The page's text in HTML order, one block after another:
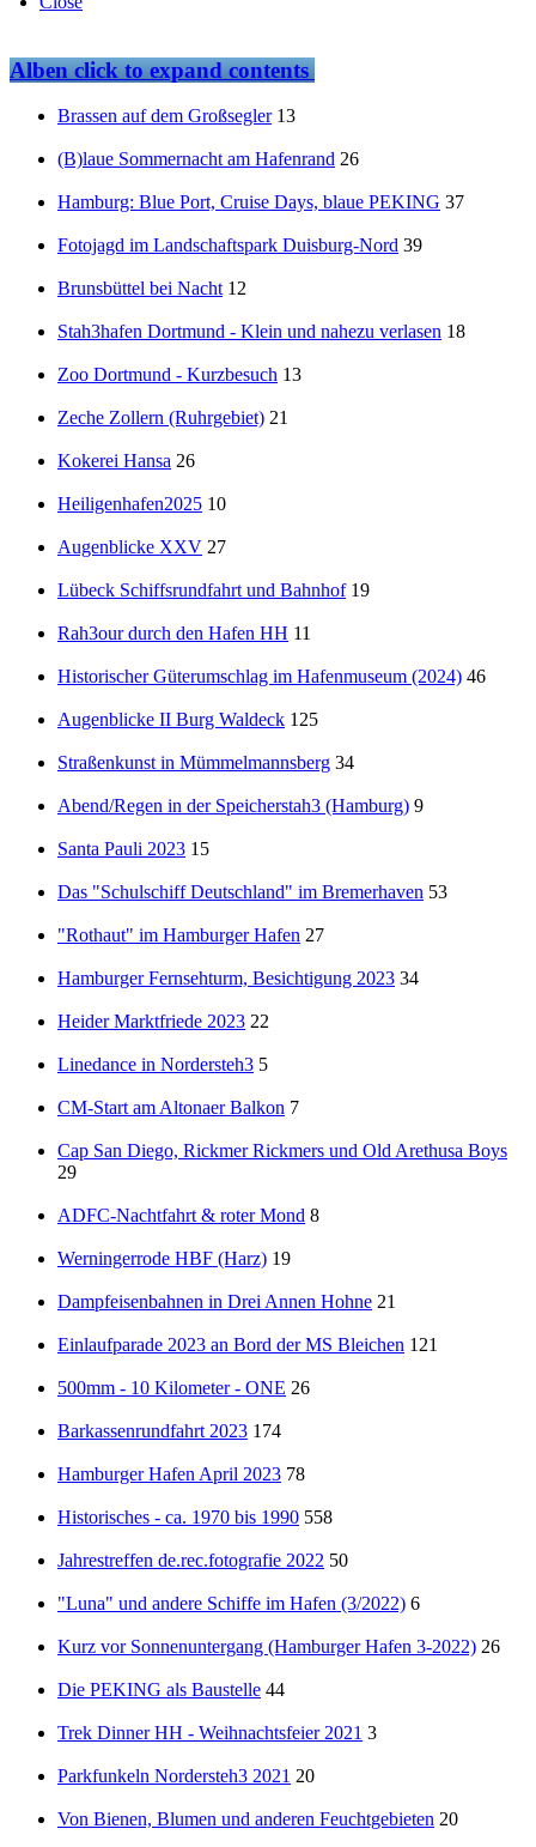
Albenclick to expand contents
Brassen auf dem Großsegler 13
(B)laue Sommernacht am Hafenrand 26
Hamburg: Blue Port, Cruise Days, blaue PEKING 37
Fotojagd im Landschaftspark Duisburg-Nord 39
Brunsbüttel bei Nacht 12
Stah3hafen Dortmund - Klein und nahezu verlasen 18
Zoo Dortmund - Kurzbesuch 13
Zeche Zollern (Ruhrgebiet) 21
Kokerei Hansa 26
Heiligenhafen2025 10
Augenblicke XXV 27
Lübeck Schiffsrundfahrt und Bahnhof 19
Rah3our durch den Hafen HH 11
Historischer Güterumschlag im Hafenmuseum (2024) 46
Augenblicke II Burg Waldeck 125
Straßenkunst in Mümmelmannsberg 34
Abend/Regen in der Speicherstah3 (Hamburg) 9
Santa Pauli 2023 15
Das "Schulschiff Deutschland" im Bremerhaven 53
"Rothaut" im Hamburger Hafen 27
Hamburger Fernsehturm, Besichtigung 2023 34
Heider Marktfriede 2023 22
Linedance in Nordersteh3 5
CM-Start am Altonaer Balkon 7
Cap San Diego, Rickmer Rickmers und Old Arethusa Boys
29
ADFC-Nachtfahrt & roter Mond 8
Werningerrode HBF (Harz) 19
Dampfeisenbahnen in Drei Annen Hohne 21
Einlaufparade 2023 an Bord der MS Bleichen 121
500mm - 10 Kilometer - ONE 26
Barkassenrundfahrt 2023 174
Hamburger Hafen April 2023 78
Historisches - ca. 1970 bis 1990 558
Jahrestreffen de.rec.fotografie 2022 50
"Luna" und andere Schiffe im Hafen (3/2022) 6
Kurz vor Sonnenuntergang (Hamburger Hafen 3-2022) 26
Die PEKING als Baustelle 44
Trek Dinner HH - Weihnachtsfeier 2021 3
Parkfunkeln Nordersteh3 2021 20
Von Bienen, Blumen und anderen Feuchtgebieten 20